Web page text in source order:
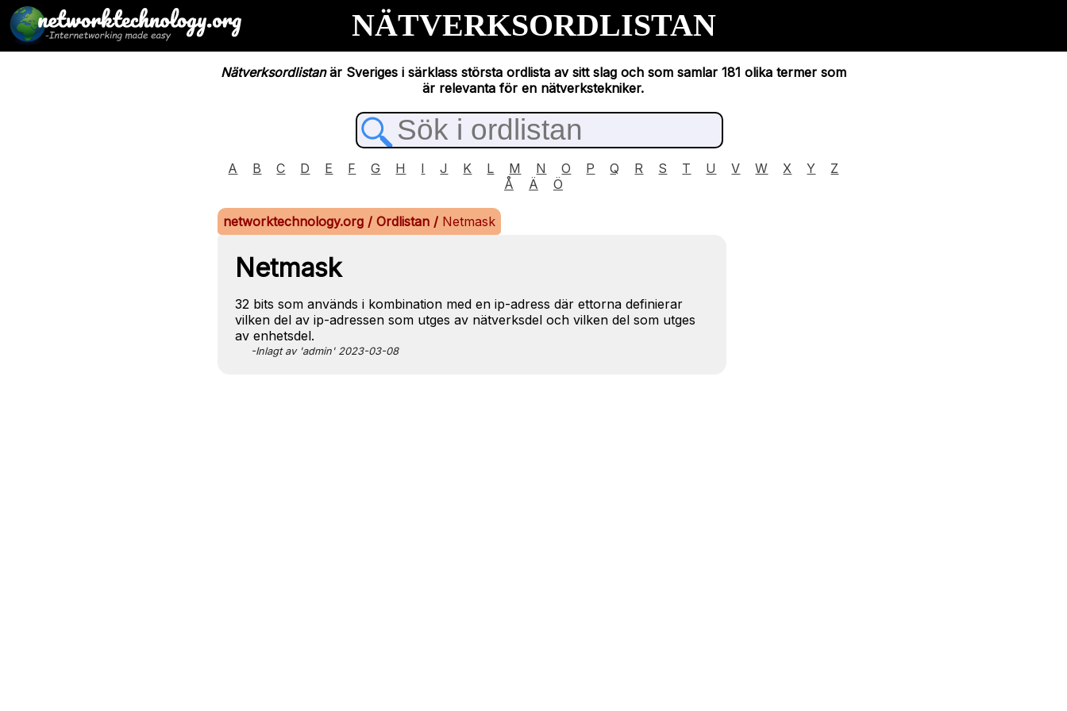
NÄTVERKSORDLISTAN
Nätverksordlistanär Sveriges i särklass största ordlista av sitt slag och som samlar 181 olika termer som
är relevanta för en nätverkstekniker.
A B C D E F G H I J K L M N O P Q R S T U V W X Y
Z
Å
Ä Ö
networktechnology.org / Ordlistan / Netmask
Netmask
32 bits som används i kombination med en ip-adress där ettorna definierar
vilken del av ip-adressen som utges av nätverksdel och vilken del som utges
av enhetsdel.
-Inlagt av 'admin' 2023-03-08